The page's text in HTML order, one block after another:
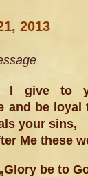
2013
I give to
and be loyal
your sins,
Me these
be to